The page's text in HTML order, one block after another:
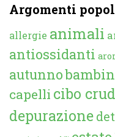
Argomenti
allergie animali
antiossidanti
autunno
capelli cibo
depurazione